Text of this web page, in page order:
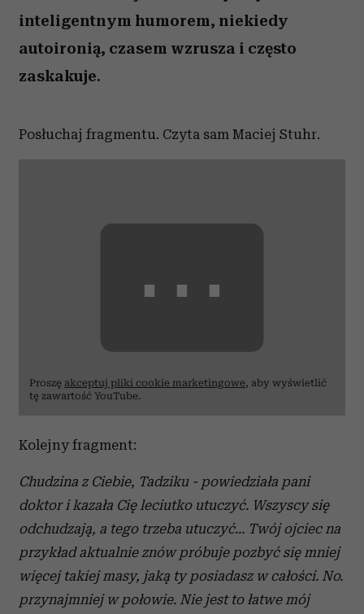
inteligentnym humorem, niekiedy
autoironią, czasem wzrusza i często
zaskakuje.
Posłuchaj fragmentu. Czyta sam Maciej Stuhr.
⋯
Proszę akceptuj pliki cookie marketingowe, aby wyświetlić
tę zawartość YouTube.
Kolejny fragment:
Chudzina z Ciebie, Tadziku - powiedziała pani
doktor i kazała Cię leciutko utuczyć. Wszyscy się
odchudzają, a tego trzeba utuczyć... Twój ojciec na
przykład aktualnie znów próbuje pozbyć się mniej
więcej takiej masy, jaką ty posiadasz w całości. No.
przynajmniej w połowie. Nie jest to łatwe mój